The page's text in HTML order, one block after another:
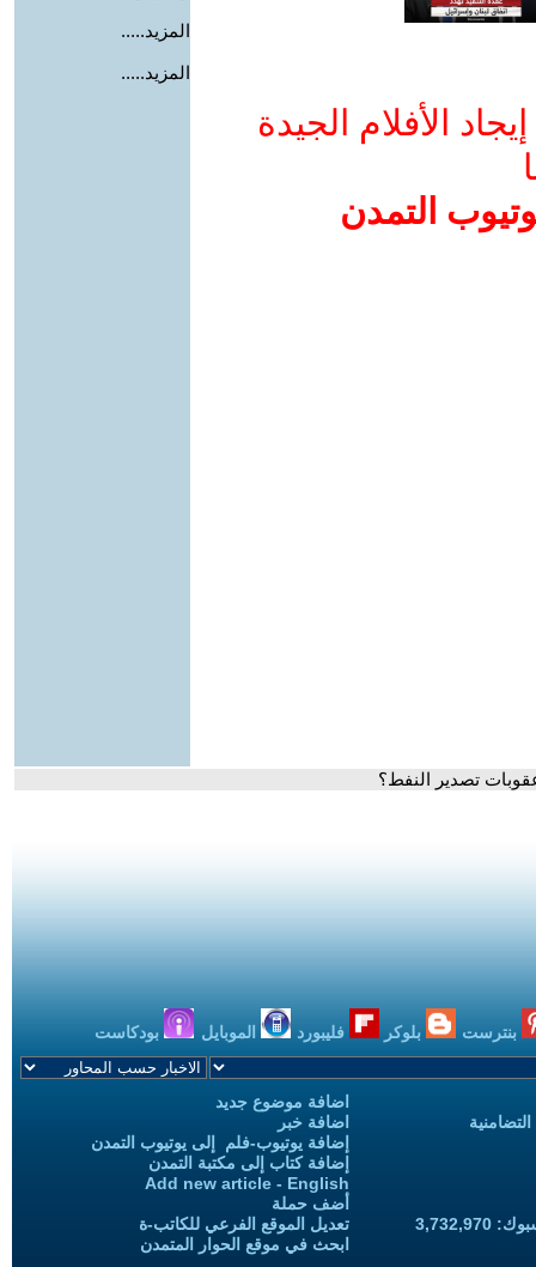
الأفلام الجيدة
التمدن
المزيد.....
المزيد.....
تصدير النفط؟
بنترست بلوكر فليبورد الموبايل بودكاست
اضافة موضوع جديد
اضافة خبر
إضافة يوتيوب-فلم إلى يوتيوب التمدن
إضافة كتاب إلى مكتبة التمدن
Add new article - English
أضف حملة
تعديل الموقع الفرعي للكاتب-ة
ابحث في موقع الحوار المتمدن